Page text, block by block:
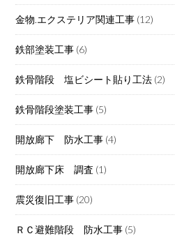
金物.エクステリア関連工事 (12)
鉄部塗装工事 (6)
鉄骨階段 塩ビシート貼り工法 (2)
鉄骨階段塗装工事 (5)
開放廊下 防水工事 (4)
開放廊下床 調査 (1)
震災復旧工事 (20)
ＲＣ避難階段 防水工事 (5)